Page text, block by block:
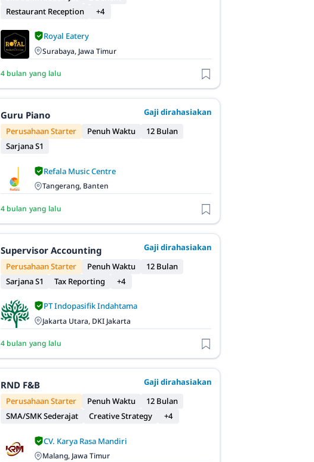
Restaurant Reception
+4
Royal Eatery
Surabaya, Jawa Timur
4 bulan yang lalu
Guru Piano
Gaji dirahasiakan
Perusahaan Starter
Penuh Waktu
12 Bulan
Sarjana S1
Refala Music Centre
Tangerang, Banten
4 bulan yang lalu
Supervisor Accounting
Gaji dirahasiakan
Perusahaan Starter
Penuh Waktu
12 Bulan
Sarjana S1
Tax Reporting +4
PT Indopasifik Indahtama
Jakarta Utara, DKI Jakarta
4 bulan yang lalu
RND F&B
Gaji dirahasiakan
Perusahaan Starter
Penuh Waktu
12 Bulan
SMA/SMK Sederajat
Creative Strategy +4
CV. Karya Rasa Mandiri
Malang, Jawa Timur